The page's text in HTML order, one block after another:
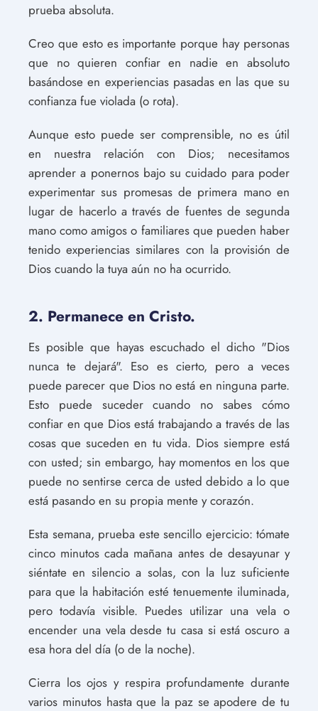
prueba absoluta.
Creo que esto es importante porque hay personas
que no quieren confiar en nadie en absoluto
basándose en experiencias pasadas en las que su
confianza fue violada (o rota).
Aunque esto puede ser comprensible, no es útil
en nuestra relación con Dios; necesitamos
aprender a ponernos bajo su cuidado para poder
experimentar sus promesas de primera mano en
lugar de hacerlo a través de fuentes de segunda
mano como amigos o familiares que pueden haber
tenido experiencias similares con la provisión de
Dios cuando la tuya aún no ha ocurrido.
2. Permanece en Cristo.
Es posible que hayas escuchado el dicho "Dios
nunca te dejará". Eso es cierto, pero a veces
puede parecer que Dios no está en ninguna parte.
Esto puede suceder cuando no sabes cómo
confiar en que Dios está trabajando a través de las
cosas que suceden en tu vida. Dios siempre está
con usted; sin embargo, hay momentos en los que
puede no sentirse cerca de usted debido a lo que
está pasando en su propia mente y corazón.
Esta semana, prueba este sencillo ejercicio: tómate
cinco minutos cada mañana antes de desayunar y
siéntate en silencio a solas, con la luz suficiente
para que la habitación esté tenuemente iluminada,
pero todavía visible. Puedes utilizar una vela o
encender una vela desde tu casa si está oscuro a
esa hora del día (o de la noche).
Cierra los ojos y respira profundamente durante
varios minutos hasta que la paz se apodere de tu